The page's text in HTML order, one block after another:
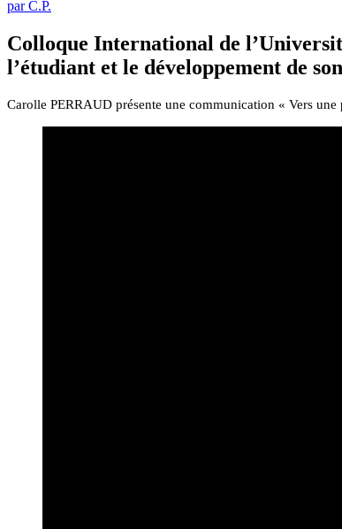
par C.P.
Colloque International de
l’étudiant et le développement de
Carolle PERRAUD présente une communication « Vers